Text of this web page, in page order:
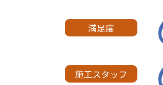
満足度
施工スタッフ